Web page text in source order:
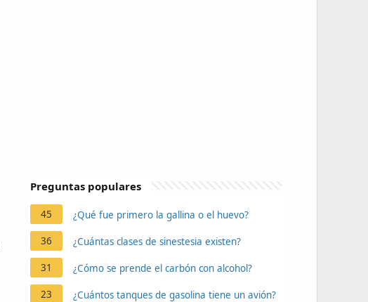
Preguntas populares
45 ¿Qué fue primero la gallina o el huevo?
36 ¿Cuántas clases de sinestesia existen?
31 ¿Cómo se prende el carbón con alcohol?
23 ¿Cuántos tanques de gasolina tiene un avión?